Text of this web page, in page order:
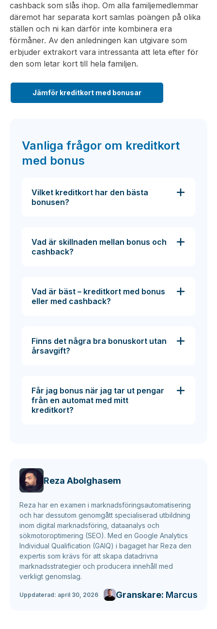
cashback som slås ihop. Om alla familjemedlemmar
däremot har separata kort samlas poängen på olika
ställen och ni kan därför inte kombinera era
förmåner. Av den anledningen kan utgivare som
erbjuder extrakort vara intressanta att leta efter för
den som letar kort till hela familjen.
Jämför kreditkort med bonusar
Vanliga frågor om kreditkort
med bonus
Vilket kreditkort har den bästa
bonusen?
Vad är skillnaden mellan bonus och
cashback?
Vad är bäst – kreditkort med bonus
eller med cashback?
Finns det några bra bonuskort utan
årsavgift?
Får jag bonus när jag tar ut pengar
från en automat med mitt
kreditkort?
Reza Abolghasem
Reza har en examen i marknadsföringsautomatisering
och har dessutom genomgått specialiserad utbildning
inom digital marknadsföring, dataanalys och
sökmotoroptimering (SEO). Med en Google Analytics
Individual Qualification (GAIQ) i bagaget har Reza den
expertis som krävs för att skapa datadrivna
marknadsstrategier och producera innehåll med
verkligt genomslag.
Uppdaterad: april 30, 2026 Granskare: Marcus